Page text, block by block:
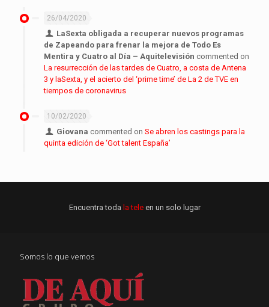
26/04/2020
LaSexta obligada a recuperar nuevos programas
de Zapeando para frenar la mejora de Todo Es
Mentira y Cuatro al Día – Aquitelevisión commented on
La resurrección de las tardes de Cuatro, a costa de Antena
3 y laSexta, y el acierto del ‘prime time’ de La 2 de TVE en
tiempos de coronavirus
10/02/2020
Giovana commented onSe abren los castings para la
quinta edición de ‘Got talent España’
Encuentra toda la tele en un solo lugar
Somos lo que vemos